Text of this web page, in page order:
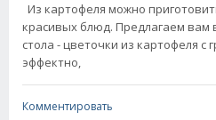
Из картофеля можно
красивых блюд. Предлагаем вам
стола - цветочки из картофеля с
эффектно,
Комментировать